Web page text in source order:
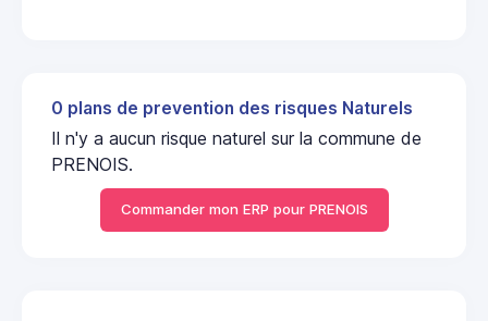
0 plans de prevention des risques Naturels
Il n'y a aucun risque naturel sur la commune de
PRENOIS.
Commander mon ERP pour PRENOIS